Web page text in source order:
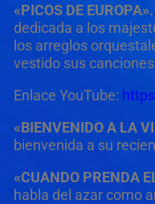
«PICOS DE EUROPA».
dedicada a los
los arreglos
vestido sus
Enlace YouTube:
«BIENVENIDO A LA
bienvenida a su
«CUANDO PRENDA
habla del azar como